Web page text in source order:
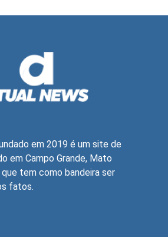
em 2019 é um site de
em Campo Grande, Mato
que tem como bandeira ser
fatos.